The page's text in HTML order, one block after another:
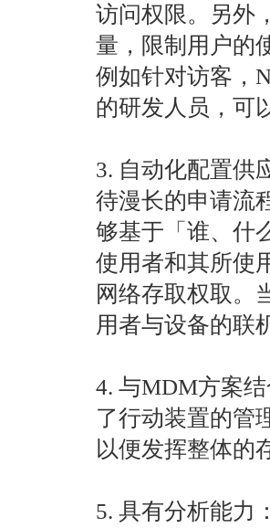
访问权限。另外
量，限制用户的
例如针对访客，
的研发人员，可
3. 自动化配置供
待漫长的申请流
够基于「谁、什
使用者和其所使
网络存取权取。
用者与设备的联
4. 与MDM方案
了行动装置的管
以便发挥整体的
5. 具有分析能力